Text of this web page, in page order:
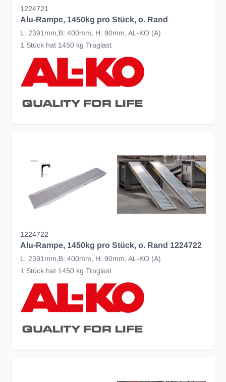
1224721
Alu-Rampe, 1450kg pro Stück, o. Rand
L: 2391mm,B: 400mm, H: 90mm, AL-KO (A)
1 Stück hat 1450 kg Traglast
1224722
Alu-Rampe, 1450kg pro Stück, o. Rand 1224722
L: 2391mm,B: 400mm, H: 90mm, AL-KO (A)
1 Stück hat 1450 kg Traglast